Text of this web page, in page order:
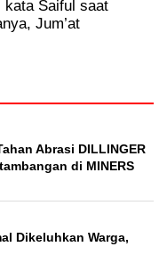
kata Saiful saat
Jum’at
Abrasi DILLINGER
di MINERS
Dikeluhkan Warga,